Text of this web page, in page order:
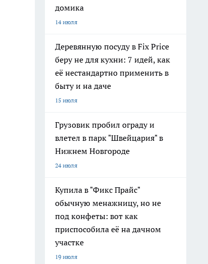
домика
14 июля
Деревянную посуду в Fix Price
беру не для кухни: 7 идей, как
её нестандартно применить в
быту и на даче
15 июля
Грузовик пробил ограду и
влетел в парк "Швейцария" в
Нижнем Новгороде
24 июля
Купила в "Фикс Прайс"
обычную менажницу, но не
под конфеты: вот как
приспособила её на дачном
участке
19 июля